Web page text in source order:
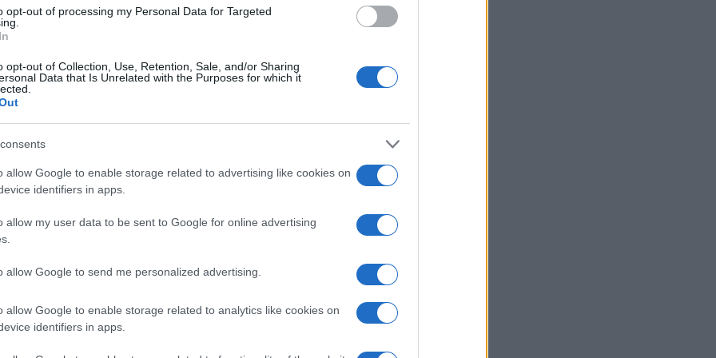
opt-out of processing my Personal Data for Targeted
opt-out of Collection, Use, Retention, Sale, and/or Sharing
Data that Is Unrelated with the Purposes for which it
allow Google to enable storage related to advertising like cookies on
identifiers in apps.
allow my user data to be sent to Google for online advertising
allow Google to send me personalized advertising.
allow Google to enable storage related to analytics like cookies on
identifiers in apps.
all’assemblea pubblica promossa da comitati di
rimpallo di responsabilità tra comune e regione e a
incertezza. Riteniamo che l’ordinanza d’urgenza sia
politico.
di trovare soluzioni definitive e permanenti
vicenda a ogni livello istituzionale, nell’interesse di
Coordinatore Romano di Forza Italia Pietrangelo Massaro